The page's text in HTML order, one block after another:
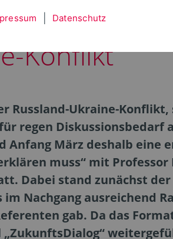
Konflikt
Russland-Ukraine-
regen
Anfang März deshalb eine
muss“ mit Professor
Dabei stand zunächst
Nachgang ausreichend
gab. Da das
Datenschutz